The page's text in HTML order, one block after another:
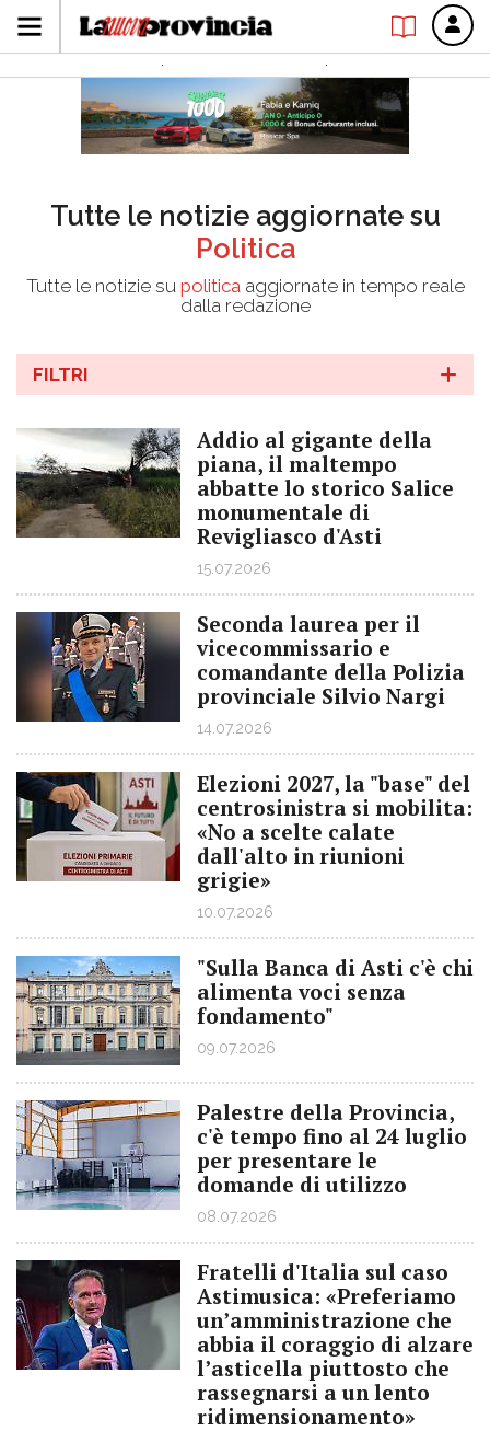
Tutte le notizie aggiornate su
Politica
Tutte le notizie su politicaaggiornate in tempo reale
dalla redazione
FILTRI
Addio al gigante della
piana, il maltempo
abbatte lo storico Salice
monumentale di
Revigliasco d'Asti
15.07.2026
Seconda laurea per il
vicecommissario e
comandante della Polizia
provinciale Silvio Nargi
14.07.2026
Elezioni 2027, la "base" del
centrosinistra si mobilita:
«No a scelte calate
dall'alto in riunioni
grigie»
10.07.2026
"Sulla Banca di Asti c'è chi
alimenta voci senza
fondamento"
09.07.2026
Palestre della Provincia,
c'è tempo fino al 24 luglio
per presentare le
domande di utilizzo
08.07.2026
Fratelli d'Italia sul caso
Astimusica: «Preferiamo
un’amministrazione che
abbia il coraggio di alzare
l’asticella piuttosto che
rassegnarsi a un lento
ridimensionamento»